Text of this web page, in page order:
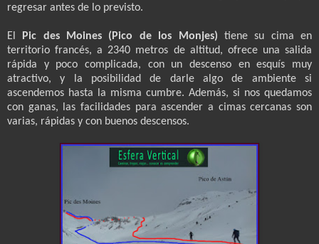
regresar antes de lo previsto.
El Pic des Moines (Pico de los Monjes) tiene su cima en
territorio francés, a 2340 metros de altitud, ofrece una salida
rápida y poco complicada, con un descenso en esquís muy
atractivo, y la posibilidad de darle algo de ambiente si
ascendemos hasta la misma cumbre. Además, si nos quedamos
con ganas, las facilidades para ascender a cimas cercanas son
varias, rápidas y con buenos descensos.